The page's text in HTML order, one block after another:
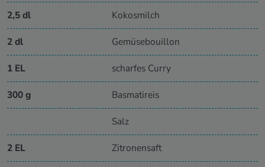
2,5 dl Kokosmilch
2 dl Gemüsebouillon
1 EL scharfes Curry
300 g Basmatireis
Salz
2 EL Zitronensaft